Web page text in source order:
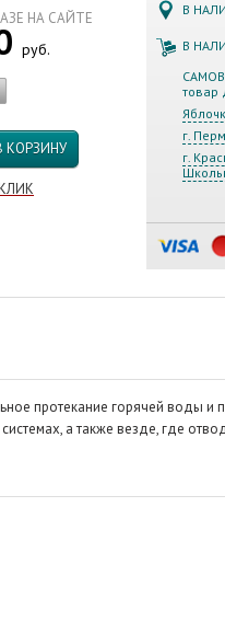
В
В
товар
г.
г.
НА САЙТЕ
руб.
КОРЗИНУ
протекание горячей воды и
а также везде, где